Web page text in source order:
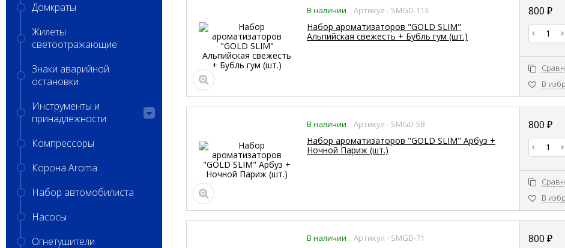
В наличии Артикул - SMGD-113
Набор ароматизаторов "GOLD SLIM"
Альпийская свежесть + Бубль гум (шт.)
800 ₽
В
В наличии Артикул - SMGD-58
Набор ароматизаторов "GOLD SLIM" Арбуз +
Ночной Париж (шт.)
800 ₽
В
В наличии Артикул - SMGD-71 800 ₽
Домкраты
Жилеты
светоотражающие
Знаки аварийной
остановки
Инструменты и
принадлежности
Компрессоры
Корона Aroma
Набор автомобилиста
Насосы
Огнетушители